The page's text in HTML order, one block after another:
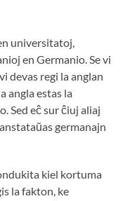
universitatoj,
en Germanio. Se vi
devas regi la anglan
angla estas la
Sed eĉ sur ĉiuj aliaj
germanajn
kiel kortuma
la fakton, ke